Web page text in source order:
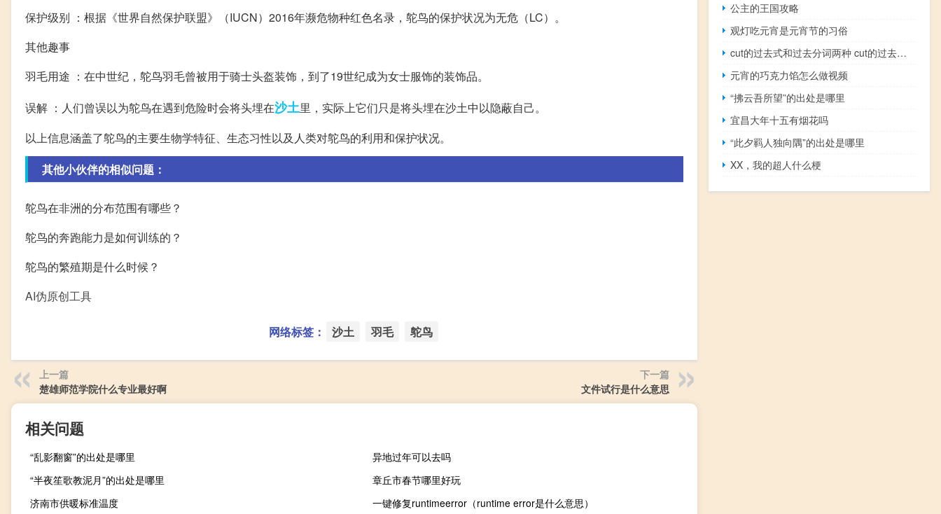
保护级别 ：根据《世界自然保护联盟》（IUCN）2016年濒危物种红色名录，鸵鸟的保护状况为无危（LC）。
其他趣事
羽毛用途 ：在中世纪，鸵鸟羽毛曾被用于骑士头盔装饰，到了19世纪成为女士服饰的装饰品。
误解 ：人们曾误以为鸵鸟在遇到危险时会将头埋在沙土里，实际上它们只是将头埋在沙土中以隐蔽自己。
以上信息涵盖了鸵鸟的主要生物学特征、生态习性以及人类对鸵鸟的利用和保护状况。
其他小伙伴的相似问题：
鸵鸟在非洲的分布范围有哪些？
鸵鸟的奔跑能力是如何训练的？
鸵鸟的繁殖期是什么时候？
AI伪原创工具
网络标签： 沙土 羽毛 鸵鸟
上一篇
楚雄师范学院什么专业最好啊
下一篇
文件试行是什么意思
相关问题
“乱影翻窗”的出处是哪里
异地过年可以去吗
“半夜笙歌教泥月”的出处是哪里
章丘市春节哪里好玩
济南市供暖标准温度
一键修复runtimeerror（runtime error是什么意思）
公主的王国攻略
观灯吃元宵是元宵节的习俗
cut的过去式和过去分词两种 cut的过去式和名词是什么
元宵的巧克力馅怎么做视频
“拂云吾所望”的出处是哪里
宜昌大年十五有烟花吗
“此夕羁人独向隅”的出处是哪里
XX，我的超人什么梗